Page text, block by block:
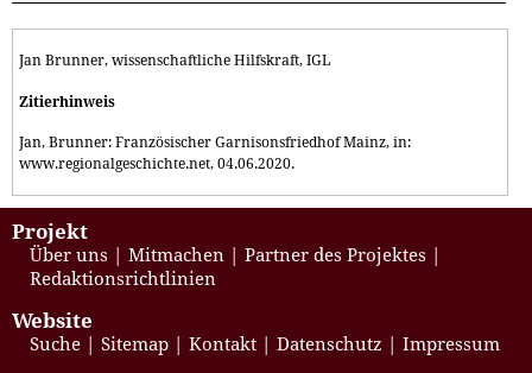
Jan Brunner, wissenschaftliche Hilfskraft, IGL
Zitierhinweis
Jan, Brunner: Französischer Garnisonsfriedhof Mainz, in:
www.regionalgeschichte.net, 04.06.2020.
Projekt
Über uns Mitmachen
Partner des Projektes
Redaktionsrichtlinien
Website
Suche Sitemap Kontakt Datenschutz Impressum